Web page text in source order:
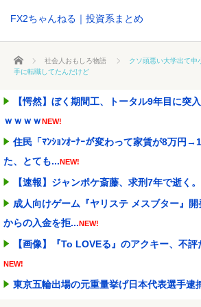
FX2ちゃんねる｜投資系まとめ
ホーム 社会人おもしろ物語
クソ頭悪い大学出て中
手に転職してたんだけど
【愕然】ぼく期間工、トータル9年目に突
ｗｗｗｗNEW!
住民「ﾏﾝｼｮﾝｵｰﾅｰが変わって家賃が8万円
た、とても...NEW!
【速報】ジャンポケ斎藤、求刑7年で逝く
成人向けゲーム『ヤリステ メスブター』
からの入金を拒...NEW!
【画像】『To LOVEる』のアクキー、不
NEW!
東京五輪出場の元重量挙げ日本代表選手